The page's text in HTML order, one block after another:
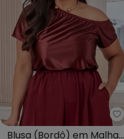
Blusa (Bordô) em Malha